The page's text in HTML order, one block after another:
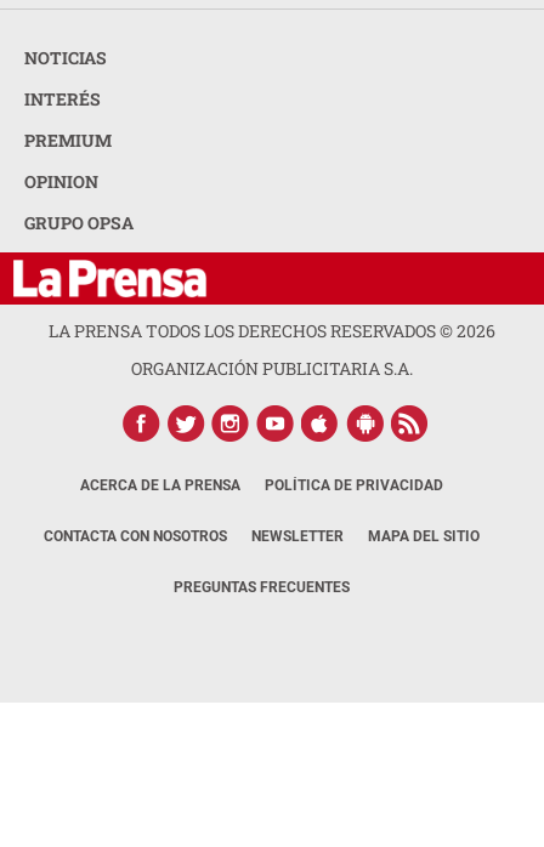
NOTICIAS
INTERÉS
PREMIUM
OPINION
GRUPO OPSA
LA PRENSA TODOS LOS DERECHOS RESERVADOS ©2026
ORGANIZACIÓN PUBLICITARIA S.A.
ACERCA DE LA PRENSA POLÍTICA DE PRIVACIDAD
CONTACTA CON NOSOTROS NEWSLETTER MAPA DEL SITIO
PREGUNTAS FRECUENTES